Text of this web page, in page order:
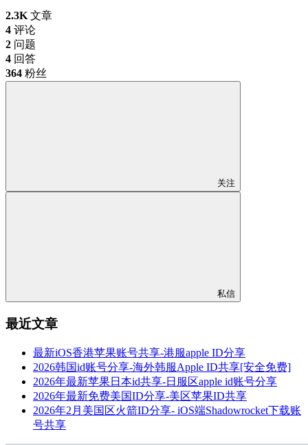
2.3K 文章
4 评论
2 问题
4 回答
364 粉丝
关注
私信
最近文章
最新iOS香港苹果账号共享-港服apple ID分享
2026韩国id账号分享-海外韩服Apple ID共享[安全免费]
2026年最新苹果日本id共享-日服区apple id账号分享
2026年最新免费美国ID分享-美区苹果ID共享
2026年2月美国区火箭ID分享- iOS端Shadowrocket下载账
号共享